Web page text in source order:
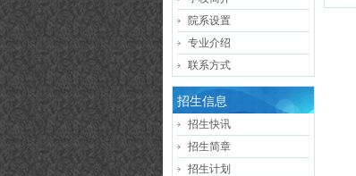
院系设置
专业介绍
联系方式
招生信息
招生快讯
招生简章
招生计划